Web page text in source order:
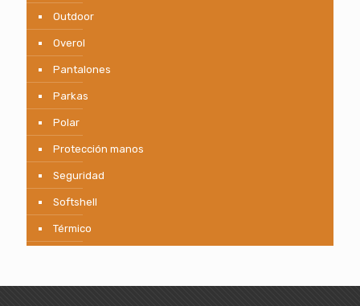
Outdoor
Overol
Pantalones
Parkas
Polar
Protección manos
Seguridad
Softshell
Térmico